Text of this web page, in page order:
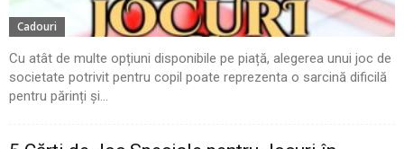
Cadouri
Cu atât de multe opțiuni disponibile pe piață, alegerea unui joc de
societate potrivit pentru copil poate reprezenta o sarcină dificilă
pentru părinți și...